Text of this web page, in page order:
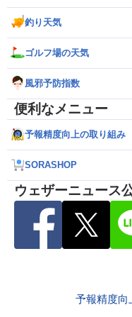
釣り天気
ゴルフ場の天気
風邪予防指数
便利なメニュー
予報精度向上の取り組み
SORASHOP
ウェザーニュース
予報精度向